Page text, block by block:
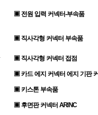
▣ 전원 입력 커넥터-부속품
▣ 직사각형 커넥터 부속품
▣ 직사각형 커넥터 접점
▣ 카드 에지 커넥터 에지 기판
▣ 키스톤 부속품
▣ 후면판 커넥터 ARINC